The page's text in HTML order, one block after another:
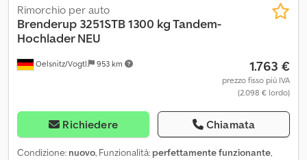
Oelsnitz/Vogtl. 953 km
Rimorchio per auto
Brenderup 3251STB 1300 kg Tandem-
Hochlader NEU
1.763 €
prezzo fisso più IVA
(2.098 € lordo)
Richiedere Chiamata
Condizione: nuovo, Funzionalità: perfettamente funzionante,